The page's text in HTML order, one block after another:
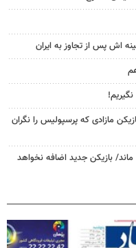
اش پس از تجاوز به ایران
مازادی که پرسپولیس را نگران
بازیکن جدید اضافه نخواهد